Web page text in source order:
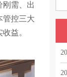
刚需、出
管控三大
益。